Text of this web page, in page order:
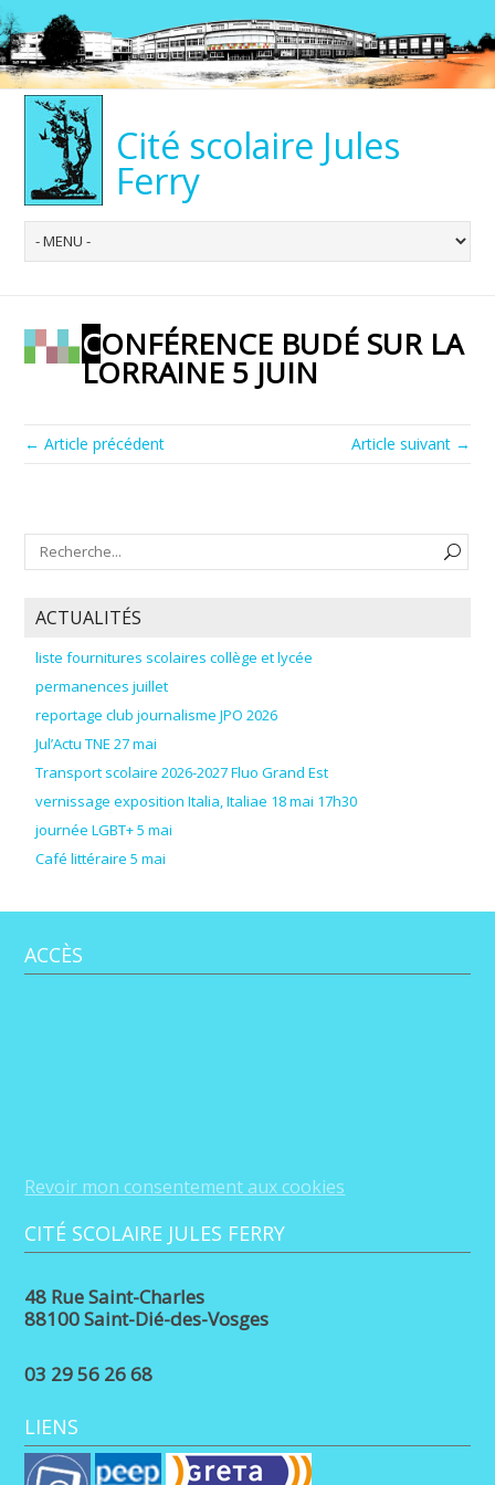
Cité scolaire Jules
Ferry
CONFÉRENCE BUDÉ SUR LA
LORRAINE 5 JUIN
← Article précédent Article suivant →
ACTUALITÉS
liste fournitures scolaires collège et lycée
permanences juillet
reportage club journalisme JPO 2026
Jul’Actu TNE 27 mai
Transport scolaire 2026-2027 Fluo Grand Est
vernissage exposition Italia, Italiae 18 mai 17h30
journée LGBT+ 5 mai
Café littéraire 5 mai
ACCÈS
Revoir mon consentement aux cookies
CITÉ SCOLAIRE JULES FERRY
48 Rue Saint-Charles
88100 Saint-Dié-des-Vosges
03 29 56 26 68
LIENS